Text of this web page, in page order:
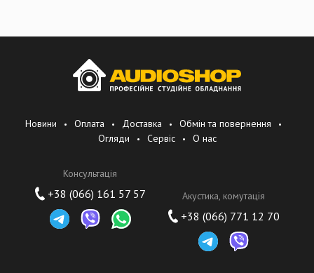
Новини Оплата Доставка
Обмін та повернення
Огляди
Сервіс О нас
Консультація
+38 (066) 161 57 57 Акустика, комутація
+38 (066) 771 12 70